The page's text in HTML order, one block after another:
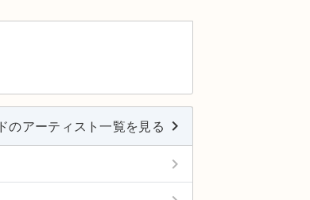
のアーティスト一覧を見る keyboard_arrow_right
keyboard_arrow_right